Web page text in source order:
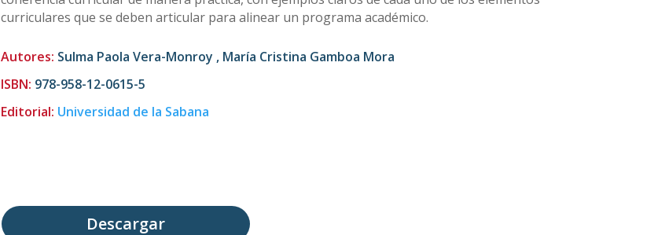
curriculares que se deben articular para alinear un programa académico.
Autores: Sulma Paola Vera-Monroy , María Cristina Gamboa Mora
ISBN: 978-958-12-0615-5
Editorial: Universidad de la Sabana
Descargar